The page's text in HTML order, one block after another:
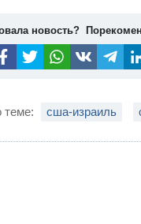
новость?
теме: сша-израиль